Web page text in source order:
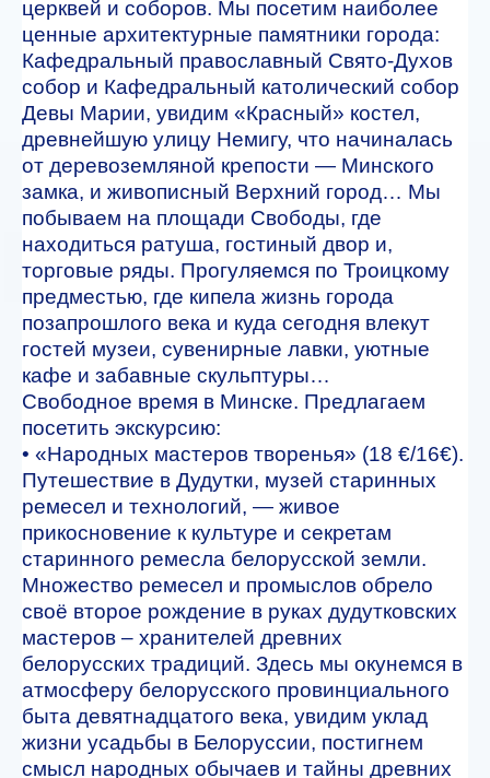
церквей и соборов. Мы посетим наиболее
ценные архитектурные памятники города:
Кафедральный православный Свято-Духов
собор и Кафедральный католический собор
Девы Марии, увидим «Красный» костел,
древнейшую улицу Немигу, что начиналась
от деревоземляной крепости — Минского
замка, и живописный Верхний город… Мы
побываем на площади Свободы, где
находиться ратуша, гостиный двор и,
торговые ряды. Прогуляемся по Троицкому
предместью, где кипела жизнь города
позапрошлого века и куда сегодня влекут
гостей музеи, сувенирные лавки, уютные
кафе и забавные скульптуры…
Свободное время в Минске. Предлагаем
посетить экскурсию:
• «Народных мастеров творенья» (18 €/16€).
Путешествие в Дудутки, музей старинных
ремесел и технологий, — живое
прикосновение к культуре и секретам
старинного ремесла белорусской земли.
Множество ремесел и промыслов обрело
своё второе рождение в руках дудутковских
мастеров – хранителей древних
белорусских традиций. Здесь мы окунемся в
атмосферу белорусского провинциального
быта девятнадцатого века, увидим уклад
жизни усадьбы в Белоруссии, постигнем
смысл народных обычаев и тайны древних